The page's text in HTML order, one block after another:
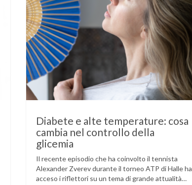
Diabete e alte temperature: cosa
cambia nel controllo della
glicemia
Il recente episodio che ha coinvolto il tennista
Alexander Zverev durante il torneo ATP di Halle ha
acceso i riflettori su un tema di grande attualità